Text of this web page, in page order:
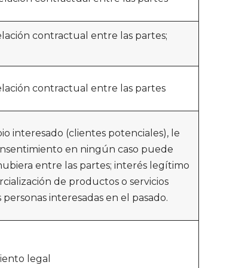
contractual entre las partes;
contractual entre las partes
interesado (clientes potenciales), le
en ningún caso puede
entre las partes; interés legítimo
de productos o servicios
interesadas en el pasado.
legal